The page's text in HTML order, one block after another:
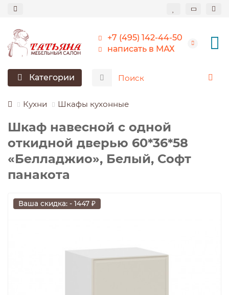
+7 (495) 142-44-50
написать в МАХ
Категории
Кухни Шкафы кухонные
Шкаф навесной c одной
откидной дверью 60*36*58
«Белладжио», Белый, Софт
панакота
Ваша скидка: - 1447 ₽